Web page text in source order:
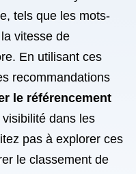
tels que les mots-
vitesse de
En utilisant ces
recommandations
le référencement
dans les
pas à explorer ces
le classement de